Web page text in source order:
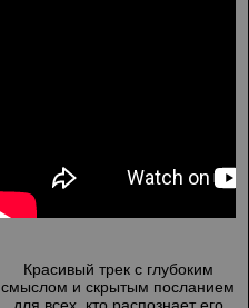
Красивый трек с глубоким
смыслом и скрытым посланием